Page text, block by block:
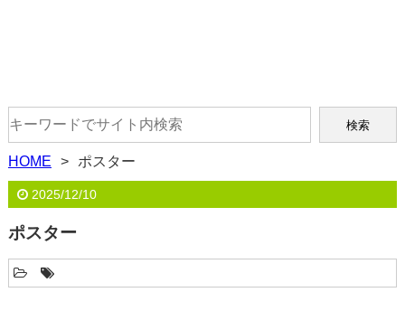
HOME ポスター
2025/12/10
ポスター